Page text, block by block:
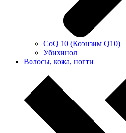
CoQ 10 (Коэнзим Q10)
Убихинол
Волосы, кожа, ногти